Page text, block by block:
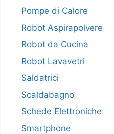
Pompe di Calore
Robot Aspirapolvere
Robot da Cucina
Robot Lavavetri
Saldatrici
Scaldabagno
Schede Elettroniche
Smartphone